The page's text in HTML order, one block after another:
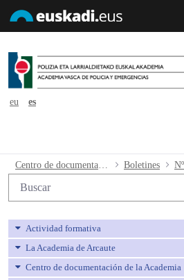
eu
es
Nº 127 Julio - avpe
Boletines
Búsqueda web
Actividad formativa
La Academia de Arcaute
Centro de documentación de la Academia